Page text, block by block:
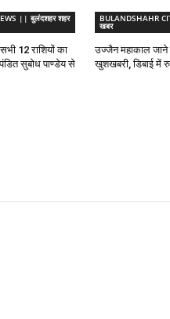
|| बुलंदशहर शहर
12 राशियों का
सुबोध पाण्डेय से
BULANDSHAHR
खबर
उज्जैन महाकाल जाने
खुशखबरी, डिबाई में